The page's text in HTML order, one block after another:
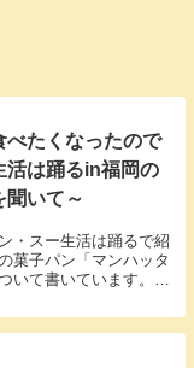
べたくなったので
活は踊るin福岡の
聞いて～
・スー生活は踊るで紹
菓子パン「マンハッタ
いて書いています。他
スタソースの購入場所
いて福岡グルメを食べ